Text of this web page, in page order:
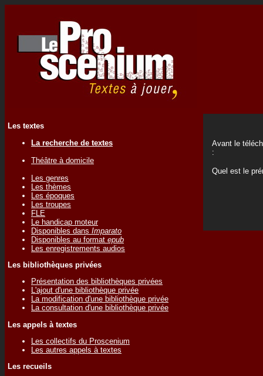
Les textes
La recherche de textes
Théâtre à domicile
Les genres
Les thèmes
Les époques
Les troupes
FLE
Le handicap moteur
Disponibles dans Imparato
Disponibles au format epub
Les enregistrements audios
Les bibliothèques privées
Présentation des bibliothèques privées
L'ajout d'une bibliothèque privée
La modification d'une bibliothèque privée
La consultation d'une bibliothèque privée
Les appels à textes
Les collectifs du Proscenium
Les autres appels à textes
Les recueils
Avant le
:
Quel est le